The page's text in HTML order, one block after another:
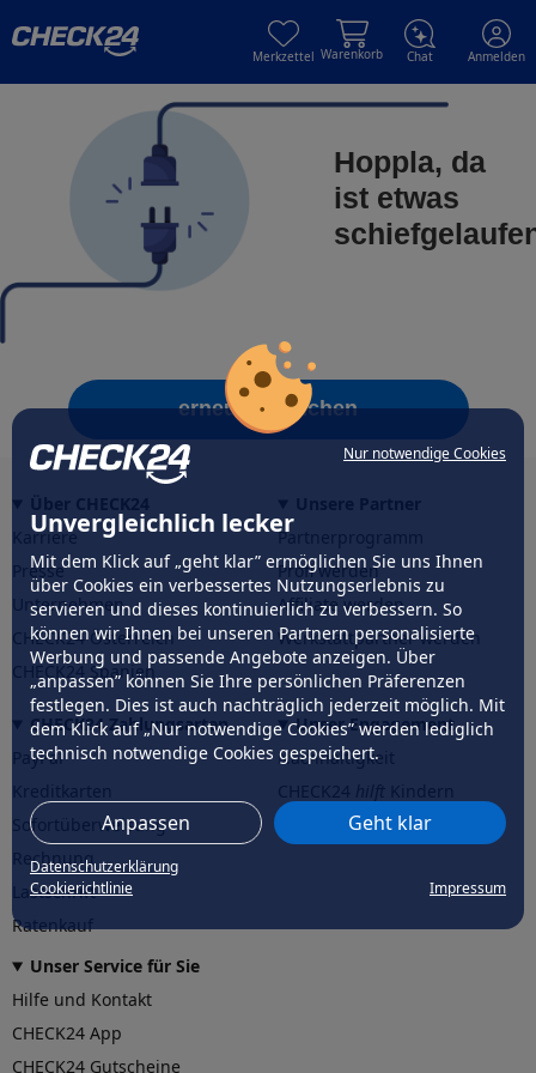
Nur notwendige Cookies
Unvergleichlich lecker
Mit dem Klick auf „geht klar” ermöglichen Sie uns Ihnen
über Cookies ein verbessertes Nutzungserlebnis zu
servieren und dieses kontinuierlich zu verbessern. So
können wir Ihnen bei unseren Partnern personalisierte
Werbung und passende Angebote anzeigen. Über
„anpassen” können Sie Ihre persönlichen Präferenzen
festlegen. Dies ist auch nachträglich jederzeit möglich. Mit
dem Klick auf „Nur notwendige Cookies” werden lediglich
technisch notwendige Cookies gespeichert.
Anpassen Geht klar
Datenschutzerklärung
Cookierichtlinie
Impressum
Merkzettel Warenkorb Chat Anmelden
Hoppla, da
ist etwas
erneut versuchen
Karriere
Presse
Unternehmen
CHECK24 Österreich
CHECK24 Spanien
Partnerprogramm
Profi werden
Affiliate werden
Werkstattpartner werden
CHECK24 Zahlungsarten
PayPal
Sofortüberweisung
Rechnung
Lastschrift
Ratenkauf
Unser Engagement
Nachhaltigkeit
CHECK24hilftder Natur
Unser Service für Sie
Hilfe und Kontakt
CHECK24 App
CHECK24 Gutscheine